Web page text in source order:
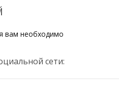
вам необходимо
сети: